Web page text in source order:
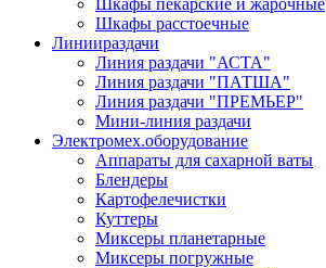
Шкафы расстоечные
Линиираздачи
Линия раздачи "АСТА"
Линия раздачи "ПАТША"
Линия раздачи "ПРЕМЬЕР"
Мини-линия раздачи
Электромех.оборудование
Аппараты для сахарной ваты
Блендеры
Картофелечистки
Куттеры
Миксеры планетарные
Миксеры погружные